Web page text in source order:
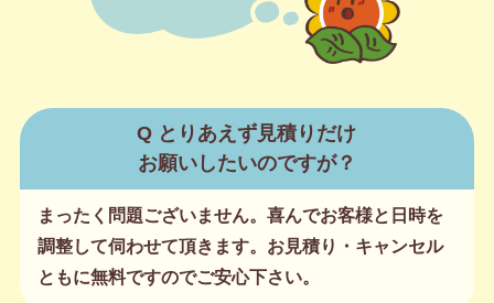
Q とりあえず見積りだけ
お願いしたいのですが？
まったく問題ございません。喜んでお客様と日時を
調整して伺わせて頂きます。お見積り・キャンセル
ともに無料ですのでご安心下さい。